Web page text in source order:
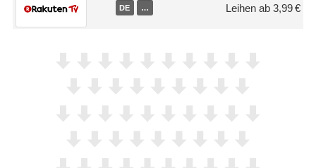
DE … Leihen ab 3,99 €